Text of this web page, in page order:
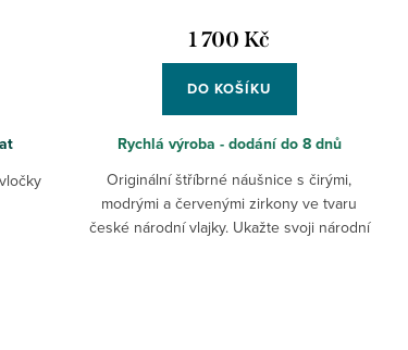
1 700 Kč
DO KOŠÍKU
Rychlá výroba - dodání do 8 dnů
Originální štříbrné náušnice s čirými,
modrými a červenými zirkony ve tvaru
české národní vlajky. Ukažte svoji národní